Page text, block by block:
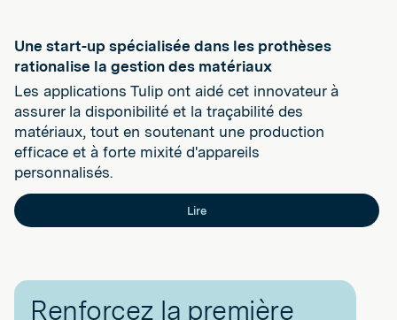
Une start-up spécialisée dans les prothèses
rationalise la gestion des matériaux
Les applications Tulip ont aidé cet innovateur à
assurer la disponibilité et la traçabilité des
matériaux, tout en soutenant une production
efficace et à forte mixité d'appareils
personnalisés.
Lire
Renforcez la première